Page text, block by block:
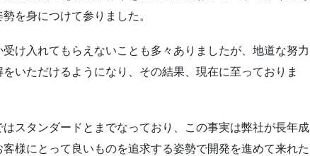
を身につけて参りました。
け入れてもらえないことも多々ありましたが、地道な努力
いただけるようになり、その結果、現在に至っておりま
スタンダードとまでなっており、この事実は弊社が長年成
様にとって良いものを追求する姿勢で開発を進めて来れた